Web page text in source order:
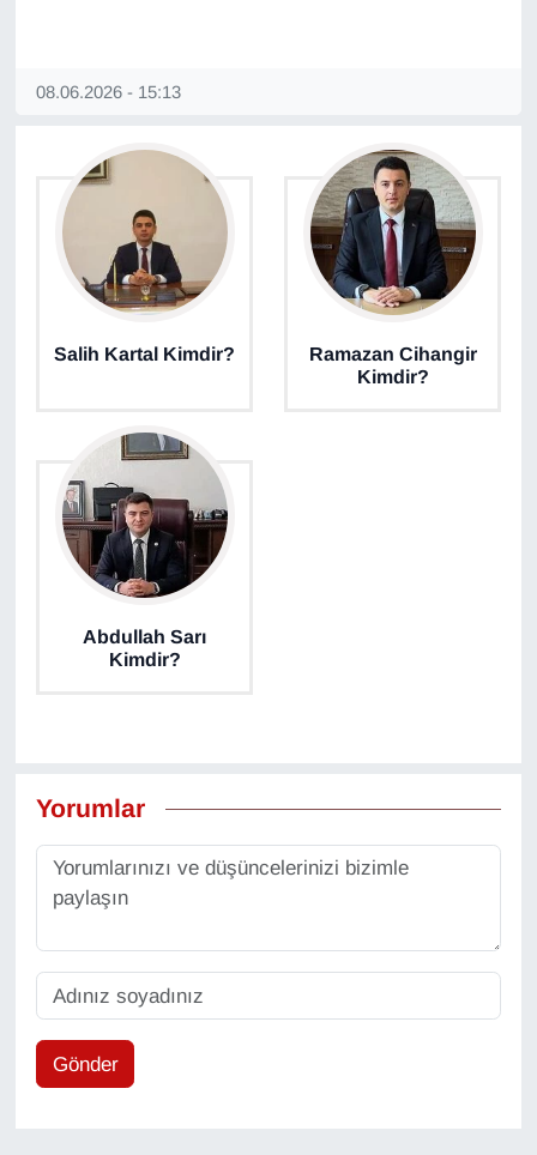
08.06.2026 - 15:13
Salih Kartal Kimdir?
Ramazan Cihangir
Kimdir?
Abdullah Sarı
Kimdir?
Yorumlar
Gönder